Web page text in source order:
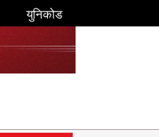
युनिकोड